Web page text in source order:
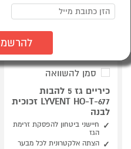
סמן להשוואה
כיריים גז 5 להבות
LYVENT HO-T-677 זכוכית
לבנה
חיישני ביטחון להפסקת זרימת
הגז
הצתה אלקטרונית לכל מבער